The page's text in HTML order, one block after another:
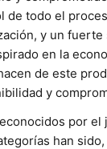
de todo el
y un
en la
de este
y
por el
han